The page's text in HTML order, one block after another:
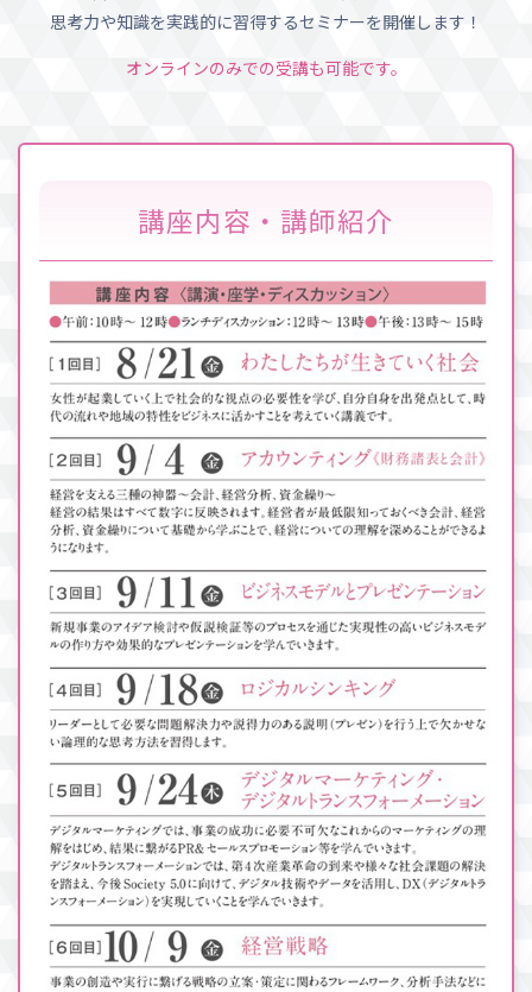
思考力や知識を実践的に習得するセミナーを開催します！
オンラインのみでの受講も可能です。
講座内容・講師紹介